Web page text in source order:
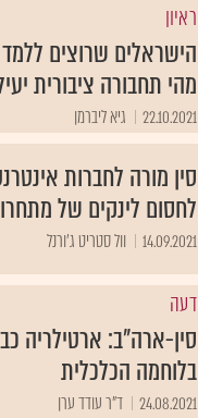
ראיון
הישראלים שרוצים
מהי תחבורה ציבורית
22.10.2021 גיא ליברמן
סין מורה לחברות
לחסום לינקים של
14.09.2021 וול סטריט ג'ורנל
דעה
סין-ארה"ב: ארטילריה
בלוחמה הכלכלית
24.08.2021 ד"ר עודד ערן